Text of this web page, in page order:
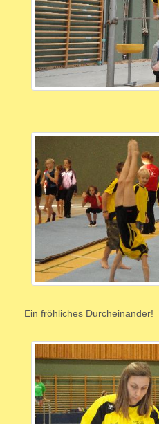
Ein fröhliches Durcheinander!